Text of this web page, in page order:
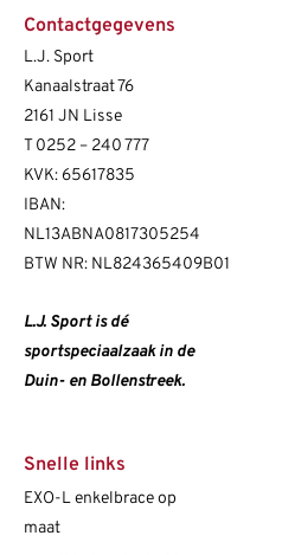
Contactgegevens
L.J. Sport
Kanaalstraat 76
2161 JN Lisse
T0252 – 240 777
KVK: 65617835
IBAN:
NL13ABNA0817305254
BTW NR: NL824365409B01
L.J. Sport is dé
sportspeciaalzaak in de
Duin- en Bollenstreek.
Snelle links
EXO-L enkelbrace op
maat